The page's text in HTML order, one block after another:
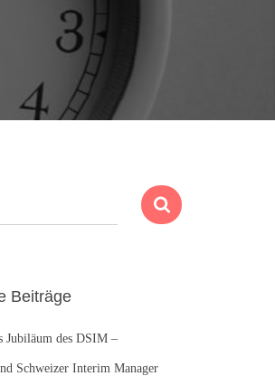
Beiträge
Jubiläum des DSIM –
Schweizer Interim Manager